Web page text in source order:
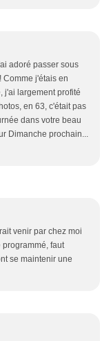
adoré passer sous
Comme j'étais en
j'ai largement profité
en 63, c'était pas
dans votre beau
Dimanche prochain...
venir par chez moi
faut
se maintenir une